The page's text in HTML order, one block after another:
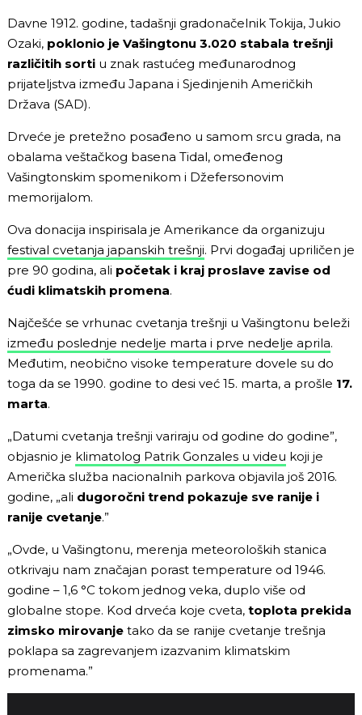
Davne 1912. godine, tadašnji gradonačelnik Tokija, Jukio
Ozaki, poklonio je Vašingtonu 3.020 stabala trešnji
različitih sorti u znak rastućeg međunarodnog
prijateljstva između Japana i Sjedinjenih Američkih
Država (SAD).
Drveće je pretežno posađeno u samom srcu grada, na
obalama veštačkog basena Tidal, omeđenog
Vašingtonskim spomenikom i Džefersonovim
memorijalom.
Ova donacija inspirisala je Amerikance da organizuju
festival cvetanja japanskih trešnji. Prvi događaj upriličen je
pre 90 godina, ali početak i kraj proslave zavise od
ćudi klimatskih promena.
Najčešće se vrhunac cvetanja trešnji u Vašingtonu beleži
između poslednje nedelje marta i prve nedelje aprila.
Međutim, neobično visoke temperature dovele su do
toga da se 1990. godine to desi već 15. marta, a prošle 17.
marta.
„Datumi cvetanja trešnji variraju od godine do godine”,
objasnio je klimatolog Patrik Gonzales u videu koji je
Američka služba nacionalnih parkova objavila još 2016.
godine, „ali dugoročni trend pokazuje sve ranije i
ranije cvetanje.”
„Ovde, u Vašingtonu, merenja meteoroloških stanica
otkrivaju nam značajan porast temperature od 1946.
godine – 1,6 °C tokom jednog veka, duplo više od
globalne stope. Kod drveća koje cveta, toplota prekida
zimsko mirovanje tako da se ranije cvetanje trešnja
poklapa sa zagrevanjem izazvanim klimatskim
promenama.”